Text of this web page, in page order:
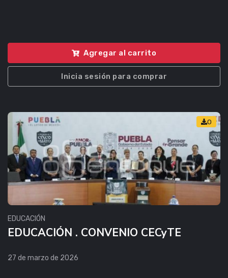
Agregar al carrito
Inicia sesión para comprar
0
EDUCACIÓN
EDUCACIÓN . CONVENIO CECyTE
27 de marzo de 2026